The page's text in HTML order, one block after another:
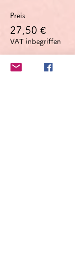
Preis
27,50 €
VAT inbegriffen